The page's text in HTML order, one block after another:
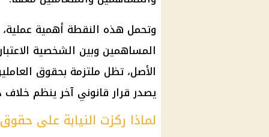
وتحمل هذه النقطة أهمية عملية،
المساهمين وبين الشخصية
الأصل، تظل ملتزمة بحقوق
يصدر قرار قانوني آخر ينظم
لماذا ركزت النيابة على